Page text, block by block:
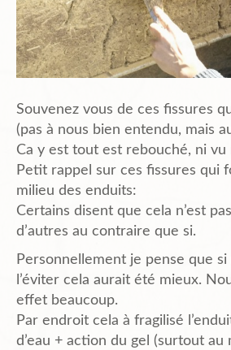
Chantiers
Budget
Plans et
PIèces du
Plans de
Liens Amis
Souvenez vous de ces fissures
(pas à nous bien entendu, mais
Ca y est tout est rebouché, ni vu
Petit rappel sur ces fissures qui
milieu des enduits:
Certains disent que cela n’est
d’autres au contraire que si.
Personnellement je pense que si
l’éviter cela aurait été mieux.
effet beaucoup.
Par endroit cela à fragilisé
d’eau + action du gel (surtout au